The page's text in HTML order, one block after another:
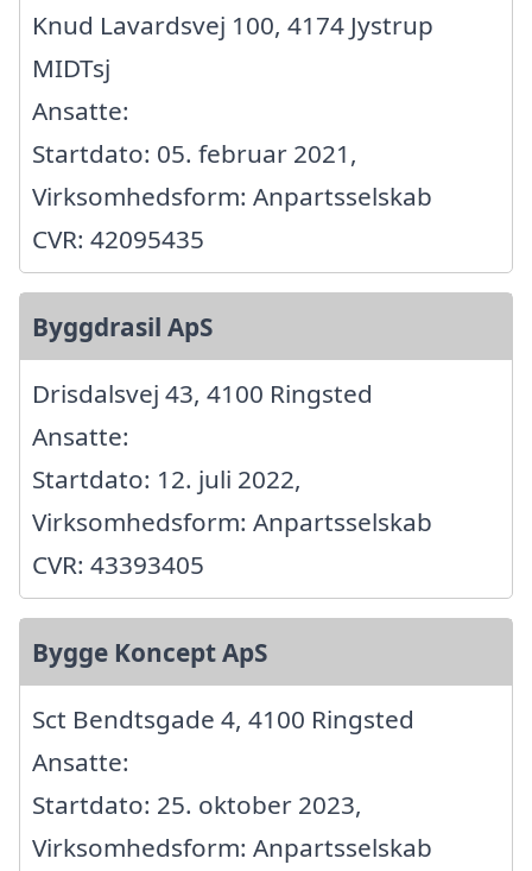
Knud Lavardsvej 100, 4174 Jystrup
MIDTsj
Ansatte:
Startdato: 05. februar 2021,
Virksomhedsform: Anpartsselskab
CVR: 42095435
Byggdrasil ApS
Drisdalsvej 43, 4100 Ringsted
Ansatte:
Startdato: 12. juli 2022,
Virksomhedsform: Anpartsselskab
CVR: 43393405
Bygge Koncept ApS
Sct Bendtsgade 4, 4100 Ringsted
Ansatte:
Startdato: 25. oktober 2023,
Virksomhedsform: Anpartsselskab